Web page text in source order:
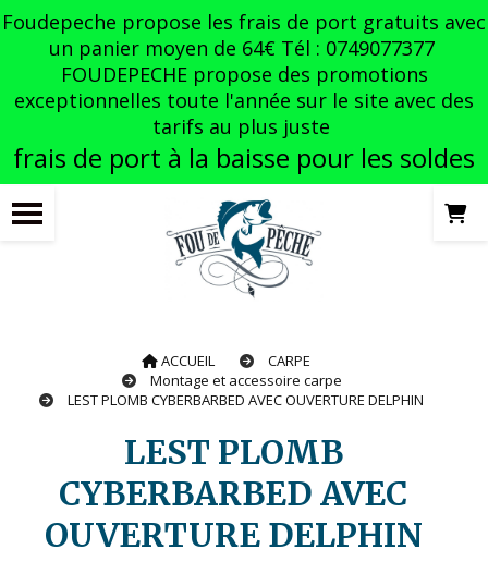
Foudepeche propose les frais de port gratuits avec
un panier moyen de 64€ Tél : 0749077377
FOUDEPECHE propose des promotions
exceptionnelles toute l'année sur le site avec des
tarifs au plus juste
frais de port à la baisse pour les soldes
ACCUEIL
CARPE
Montage et accessoire carpe
LEST PLOMB CYBERBARBED AVEC OUVERTURE DELPHIN
LEST PLOMB
CYBERBARBED AVEC
OUVERTURE DELPHIN